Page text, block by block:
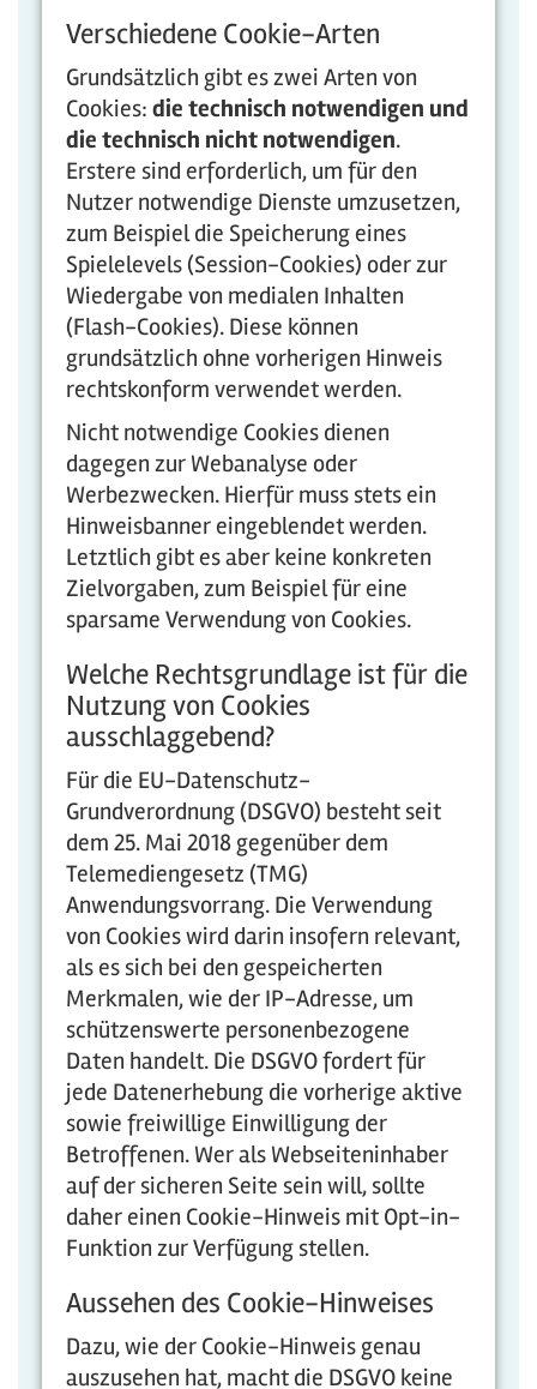
Verschiedene Cookie-Arten
Grundsätzlich gibt es zwei Arten von
Cookies: die technisch notwendigen und
die technisch nicht notwendigen.
Erstere sind erforderlich, um für den
Nutzer notwendige Dienste umzusetzen,
zum Beispiel die Speicherung eines
Spielelevels (Session-Cookies) oder zur
Wiedergabe von medialen Inhalten
(Flash-Cookies). Diese können
grundsätzlich ohne vorherigen Hinweis
rechtskonform verwendet werden.
Nicht notwendige Cookies dienen
dagegen zur Webanalyse oder
Werbezwecken. Hierfür muss stets ein
Hinweisbanner eingeblendet werden.
Letztlich gibt es aber keine konkreten
Zielvorgaben, zum Beispiel für eine
sparsame Verwendung von Cookies.
Welche Rechtsgrundlage ist für die
Nutzung von Cookies
ausschlaggebend?
Für die EU-Datenschutz-
Grundverordnung (DSGVO) besteht seit
dem 25. Mai 2018 gegenüber dem
Telemediengesetz (TMG)
Anwendungsvorrang. Die Verwendung
von Cookies wird darin insofern relevant,
als es sich bei den gespeicherten
Merkmalen, wie der IP-Adresse, um
schützenswerte personenbezogene
Daten handelt. Die DSGVO fordert für
jede Datenerhebung die vorherige aktive
sowie freiwillige Einwilligung der
Betroffenen. Wer als Webseiteninhaber
auf der sicheren Seite sein will, sollte
daher einen Cookie-Hinweis mit Opt-in-
Funktion zur Verfügung stellen.
Aussehen des Cookie-Hinweises
Dazu, wie der Cookie-Hinweis genau
auszusehen hat, macht die DSGVO keine